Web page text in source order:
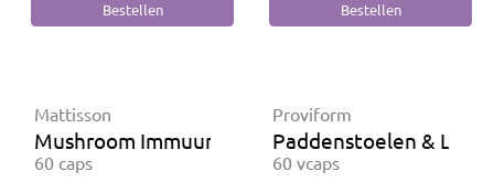
Mattisson
Mushroom Immuun Support
60 caps
Proviform
Paddenstoelen & L-
60 vcaps